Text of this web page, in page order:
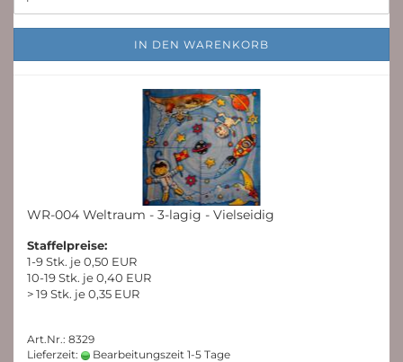
IN DEN WARENKORB
WR-004 Weltraum - 3-lagig - Vielseidig
Staffelpreise:
1-9 Stk. je 0,50 EUR
10-19 Stk. je 0,40 EUR
> 19 Stk. je 0,35 EUR
Art.Nr.: 8329
Lieferzeit:
Bearbeitungszeit 1-5 Tage